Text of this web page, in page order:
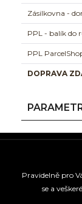
Zásilkovna -
PPL - balík do
PPL
DOPRAVA
Pravidelně pro
se a